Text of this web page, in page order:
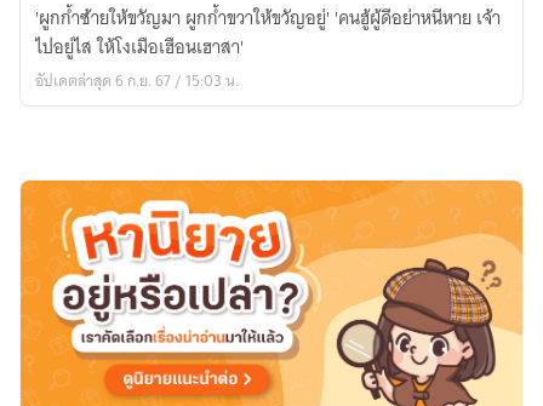
(จบ
แล้ว
มีE-
'ผูกก้ำซ้ายให้ขวัญมา ผูกก้ำขวาให้ขวัญอยู่' 'คนฮู้ผู้ดีอย่าหนีหาย เจ้า
ไปอยู่ไส ให้โงเมือเฮือนเฮาสา'
อัปเดตล่าสุด 6 ก.ย. 67 / 15:03 น.